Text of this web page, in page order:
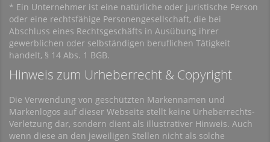
* Ein Unternehmer ist eine natürliche oder juristische Person
oder eine rechtsfähige Personengesellschaft, die bei
Abschluss eines Rechtsgeschäfts in Ausübung ihrer
gewerblichen oder selbständigen beruflichen Tätigkeit
handelt, § 14 Abs. 1 BGB.
Hinweis zum Urheberrecht & Copyright
Die Verwendung von geschützten Markennamen und
Markenlogos auf dieser Webseite stellt keine Urheberrechts-
Verletzung dar, sondern dient als illustrativer Hinweis. Auch
wenn diese an den jeweiligen Stellen nicht als solche